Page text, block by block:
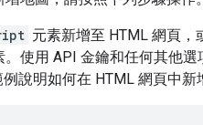
元素新增至 HTML 網頁，
。使用 API 金鑰和任何其他
說明如何在 HTML 網頁中新